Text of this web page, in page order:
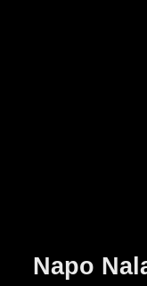
Napo